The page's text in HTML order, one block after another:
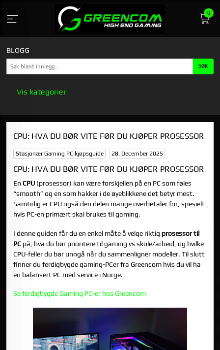
innholdet
0
BLOGG
Vis kategorier
GREENCOM
STASJONÆR GAMING PC KJØPSGUIDE
CPU: HVA DU BØR VITE FØR DU KJØPER PROSESSOR
Stasjonær Gaming PC kjøpsguide 28. December 2025
CPU: HVA DU BØR VITE FØR DU KJØPER PROSESSOR
EnCPU (prosessor) kan være forskjellen på en PC som føles
“smooth” og en som hakker i de øyeblikkene det betyr mest.
Samtidig er CPU også den delen mange overbetaler for, spesielt
hvis PC-en primært skal brukes til gaming.
I denne guiden får du en enkel måte å velge riktig prosessor til
PC på, hva du bør prioritere til gaming vs skole/arbeid, og hvilke
CPU-feller du bør unngå når du sammenligner modeller. Til slutt
finner du ferdigbygde gaming-PCer fra Greencom hvis du vil ha
en balansert PC med service i Norge.
Se ferdigbygde Gaming PC-er hos Greencom